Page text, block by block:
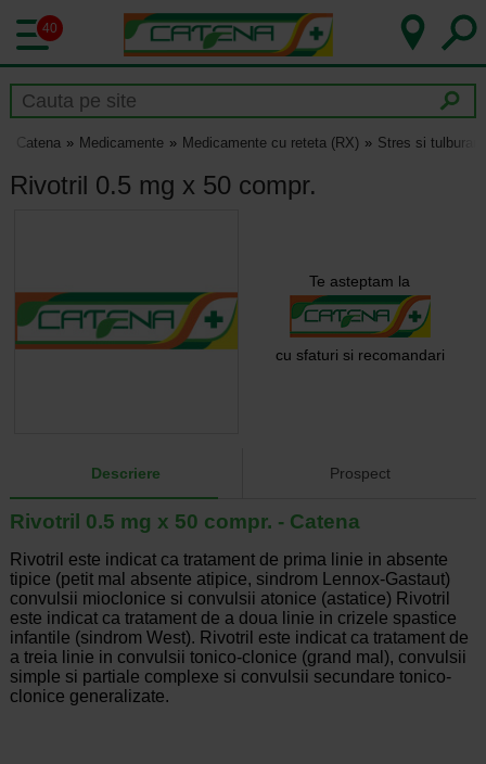
40
Catena Medicamente Medicamente cu reteta (RX) Stres si tulburari
Rivotril 0.5 mg x 50 compr.
Te asteptam la
cu sfaturi si recomandari
Descriere Prospect
Rivotril 0.5 mg x 50 compr. - Catena
Rivotril este indicat ca tratament de prima linie in absente
tipice (petit mal absente atipice, sindrom Lennox-Gastaut)
convulsii mioclonice si convulsii atonice (astatice) Rivotril
este indicat ca tratament de a doua linie in crizele spastice
infantile (sindrom West). Rivotril este indicat ca tratament de
a treia linie in convulsii tonico-clonice (grand mal), convulsii
simple si partiale complexe si convulsii secundare tonico-
clonice generalizate.